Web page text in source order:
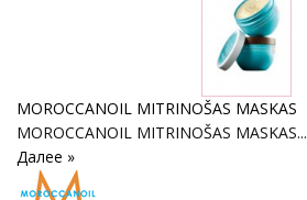
MOROCCANOIL MITRINOŠAS MASKAS
MOROCCANOIL MITRINOŠAS MASKAS...
Далее »